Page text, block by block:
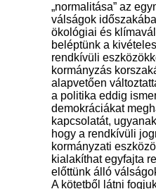
„normalitása” az
válságok
ökológiai és
beléptünk a
rendkívüli
kormányzás
alapvetően
a politika eddig
demokráciákat
kapcsolatát,
hogy a rendkívüli
kormányzati
kialakíthat egyfajta
előttünk álló
A kötetből látni